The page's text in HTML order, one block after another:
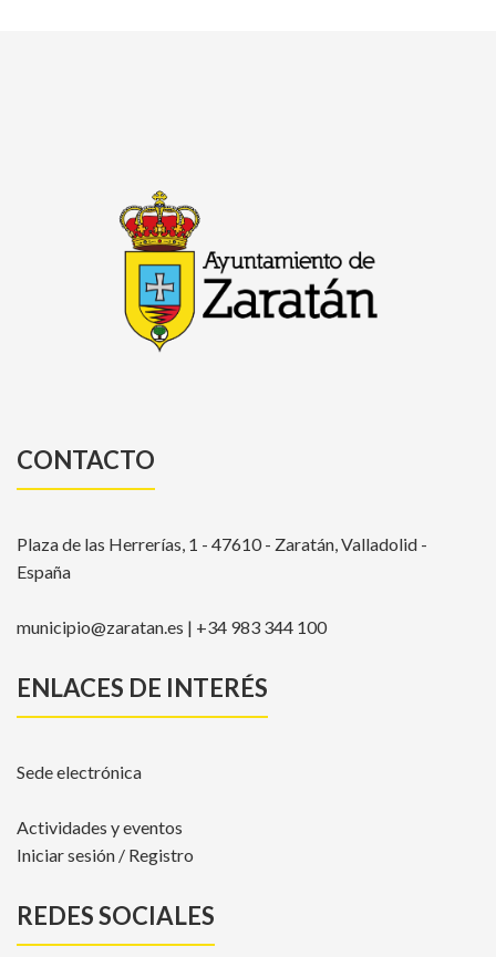
CONTACTO
Plaza de las Herrerías, 1 - 47610 - Zaratán, Valladolid -
España
municipio@zaratan.es | +34 983 344 100
ENLACES DE INTERÉS
Sede electrónica
Actividades y eventos
Iniciar sesión / Registro
REDES SOCIALES